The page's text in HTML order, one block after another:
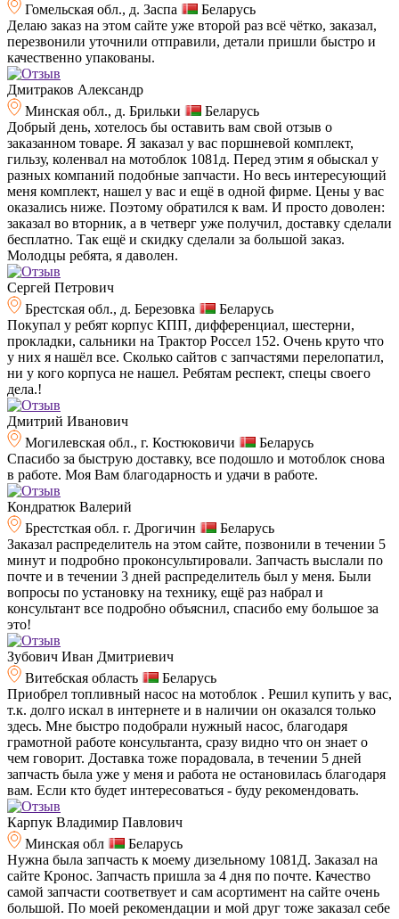
Гомельская обл., д. Заспа
Беларусь
Делаю заказ на этом сайте уже второй раз всё чётко, заказал,
перезвонили уточнили отправили, детали пришли быстро и
качественно упакованы.
Дмитраков Александр
Минская обл., д. Брильки
Беларусь
Добрый день, хотелось бы оставить вам свой отзыв о
заказанном товаре. Я заказал у вас поршневой комплект,
гильзу, коленвал на мотоблок 1081д. Перед этим я обыскал у
разных компаний подобные запчасти. Но весь интересующий
меня комплект, нашел у вас и ещё в одной фирме. Цены у вас
оказались ниже. Поэтому обратился к вам. И просто доволен:
заказал во вторник, а в четверг уже получил, доставку сделали
бесплатно. Так ещё и скидку сделали за большой заказ.
Молодцы ребята, я даволен.
Сергей Петрович
Брестская обл., д. Березовка
Беларусь
Покупал у ребят корпус КПП, дифференциал, шестерни,
прокладки, сальники на Трактор Россел 152. Очень круто что
у них я нашёл все. Сколько сайтов с запчастями перелопатил,
ни у кого корпуса не нашел. Ребятам респект, спецы своего
дела.!
Дмитрий Иванович
Могилевская обл., г. Костюковичи
Беларусь
Спасибо за быструю доставку, все подошло и мотоблок снова
в работе. Моя Вам благодарность и удачи в работе.
Кондратюк Валерий
Брестсткая обл. г. Дрогичин
Беларусь
Заказал распределитель на этом сайте, позвонили в течении 5
минут и подробно проконсультировали. Запчасть выслали по
почте и в течении 3 дней распределитель был у меня. Были
вопросы по установку на технику, ещё раз набрал и
консультант все подробно объяснил, спасибо ему большое за
это!
Зубович Иван Дмитриевич
Витебская область
Беларусь
Приобрел топливный насос на мотоблок . Решил купить у вас,
т.к. долго искал в интернете и в наличии он оказался только
здесь. Мне быстро подобрали нужный насос, благодаря
грамотной работе консультанта, сразу видно что он знает о
чем говорит. Доставка тоже порадовала, в течении 5 дней
запчасть была уже у меня и работа не остановилась благодаря
вам. Если кто будет интересоваться - буду рекомендовать.
Карпук Владимир Павлович
Минская обл
Беларусь
Нужна была запчасть к моему дизельному 1081Д. Заказал на
сайте Кронос. Запчасть пришла за 4 дня по почте. Качество
самой запчасти соответвует и сам асортимент на сайте очень
большой. По моей рекомендации и мой друг тоже заказал себе